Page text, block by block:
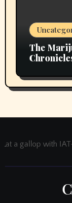
The
at a gallop with